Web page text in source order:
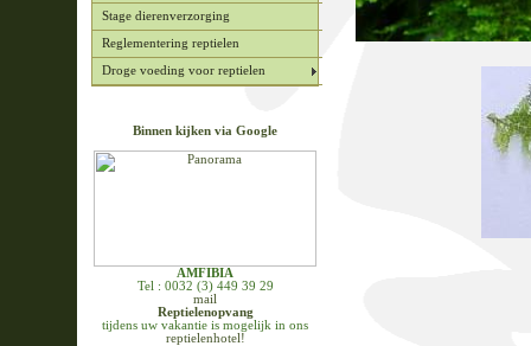
Stage dierenverzorging
Reglementering reptielen
Droge voeding voor reptielen
Binnen kijken via Google
AMFIBIA
Tel : 0032 (3) 449 39 29
mail
Reptielenopvang
tijdens uw vakantie is mogelijk in ons
reptielenhotel!